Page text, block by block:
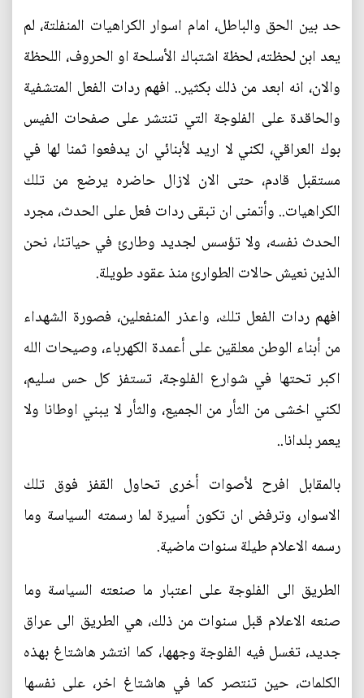
حد بين الحق والباطل، امام اسوار الكراهيات المنفلتة، لم
يعد ابن لحظته، لحظة اشتباك الأسلحة او الحروف، اللحظة
والان، انه ابعد من ذلك بكثير.. افهم ردات الفعل المتشفية
والحاقدة على الفلوجة التي تنتشر على صفحات الفيس
بوك العراقي، لكني لا اريد لأبنائي ان يدفعوا ثمنا لها في
مستقبل قادم، حتى الان لازال حاضره يرضع من تلك
الكراهيات.. وأتمنى ان تبقى ردات فعل على الحدث، مجرد
الحدث نفسه، ولا تؤسس لجديد وطارئ في حياتنا، نحن
الذين نعيش حالات الطوارئ منذ عقود طويلة.
افهم ردات الفعل تلك، واعذر المنفعلين، فصورة الشهداء
من أبناء الوطن معلقين على أعمدة الكهرباء، وصيحات الله
اكبر تحتها في شوارع الفلوجة، تستفز كل حس سليم،
لكني اخشى من الثأر من الجميع، والثأر لا يبني اوطانا ولا
يعمر بلدانا..
بالمقابل افرح لأصوات أخرى تحاول القفز فوق تلك
الاسوار، وترفض ان تكون أسيرة لما رسمته السياسة وما
رسمه الاعلام طيلة سنوات ماضية.
الطريق الى الفلوجة على اعتبار ما صنعته السياسة وما
صنعه الاعلام قبل سنوات من ذلك، هي الطريق الى عراق
جديد، تغسل فيه الفلوجة وجهها، كما انتشر هاشتاغ بهذه
الكلمات، حين تنتصر كما في هاشتاغ اخر، على نفسها